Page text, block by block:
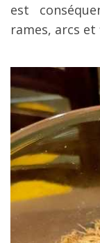
est
rames, arcs